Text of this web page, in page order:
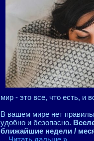
мир - это все, что есть, и
В вашем мире нет
удобно и безопасно.
ближайшие недели /
... Читать дальше »